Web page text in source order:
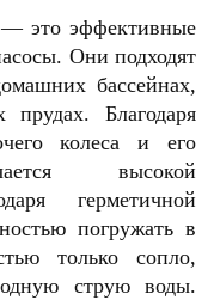
это эффективные
Они подходят
бассейнах,
Благодаря
колеса и его
высокой
герметичной
погружать в
только сопло,
струю воды.